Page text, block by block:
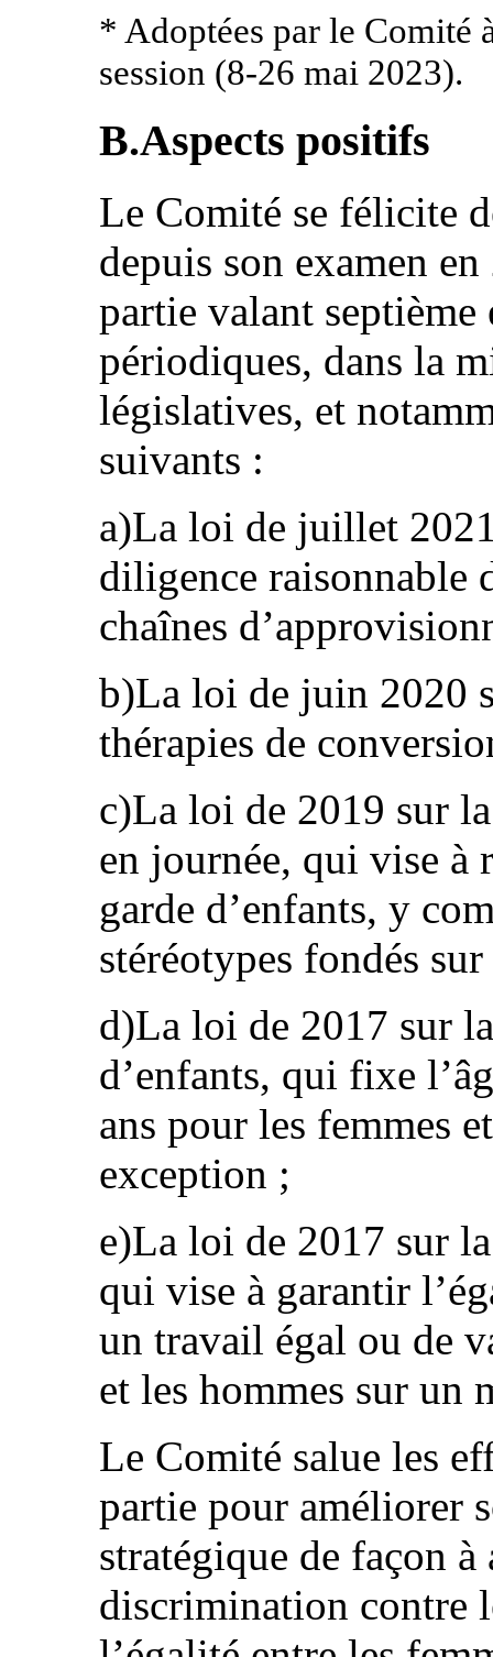
* Adoptées par le Comité
session (8-26 mai 2023).
B.Aspects positifs
Le Comité se félicite
depuis son examen
partie valant
périodiques, dans la
législatives, et
suivants :
a)La loi de juillet
diligence raisonnable
chaînes
b)La loi de juin 2020
thérapies de
c)La loi de 2019 sur
en journée, qui vise à
garde d’enfants, y
stéréotypes fondés
d)La loi de 2017 sur
d’enfants, qui fixe
ans pour les femmes
exception ;
e)La loi de 2017 sur
qui vise à garantir
un travail égal ou de
et les hommes sur un
Le Comité salue les
partie pour améliorer
stratégique de façon
discrimination contre